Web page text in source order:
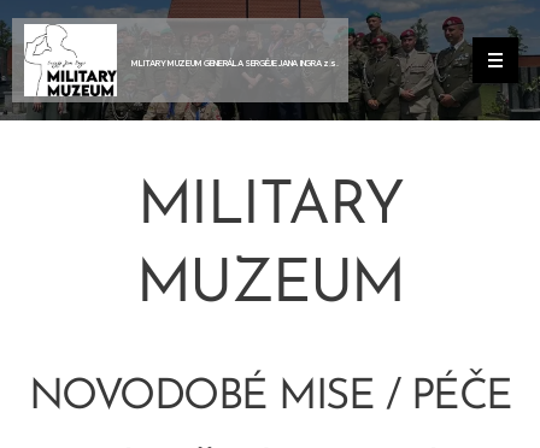
MILITARY MUZEUM GENERÁLA SERGĚJE JANA INGRA z.s.
MILITARY
MUZEUM
NOVODOBÉ MISE / PÉČE